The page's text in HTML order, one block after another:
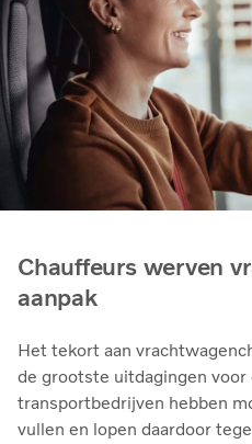
Chauffeurs werven
aanpak
Het tekort aan
de grootste uitdagingen
transportbedrijven hebben
vullen en lopen daardoor